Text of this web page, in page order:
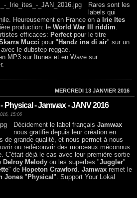
Rares sont les
labels qui
Heureusement en France on a Irie Ites
production: le World War III riddim
efficaces: Perfect pour le titre
Mucci pour " Handz ina di air" sur un
le dubstep reggae.
MP3 sur Itunes et en Wave sur
MERCREDI 13 JANVIER 2016
Physical - Jamwax - JANV 2016
15:06
Décidement le label françaisJamwax
nous gratifie depuis leur création en
de grande qualité, et nous permet à nous
ou redécouvrir des morceaux méconnus
C'était déjà le cas avec leur première sortie
Delroy Melody ou les superbes "Juggler"
" de Hopeton Crawford Jamwax remet le
Jones " Physical ". Support Your Lokal